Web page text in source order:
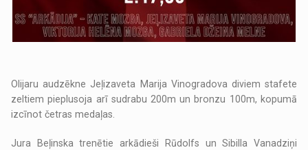
Olijaru audzēkne Jeļizaveta Marija Vinogradova diviem stafete
zeltiem pieplusoja arī sudrabu 200m un bronzu 100m, kopumā
izcīnot četras medaļas.
Jura Beļinska trenētie arkādieši Rūdolfs un Sibilla Vanadziņi